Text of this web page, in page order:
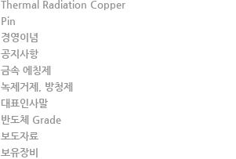
Thermal Radiation Copper
Pin
경영이념
공지사항
금속 에칭제
녹제거제, 방청제
대표인사말
반도체 Grade
보도자료
보유장비